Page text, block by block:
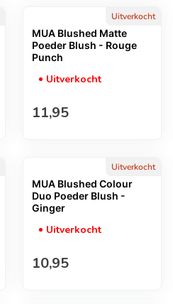
Uitverkocht
MUA Blushed Matte
Poeder Blush - Rouge
Punch
Uitverkocht
Normale prijs
11,95
Uitverkocht
MUA Blushed Colour
Duo Poeder Blush -
Ginger
Uitverkocht
Normale prijs
10,95